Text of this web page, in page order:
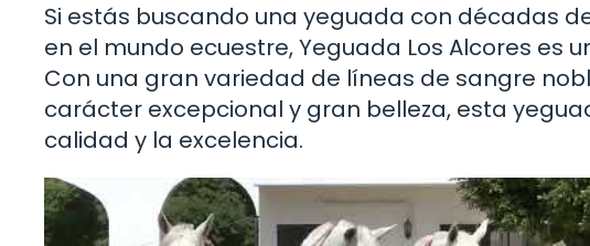
Si estás buscando una yeguada con décadas
en el mundo ecuestre, Yeguada Los Alcores es
Con una gran variedad de líneas de sangre
carácter excepcional y gran belleza, esta
calidad y la excelencia.